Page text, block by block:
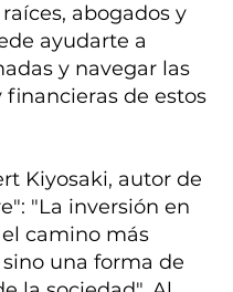
abogados y
ayudarte a
y navegar las
de estos
Kiyosaki, autor de
"La inversión en
camino más
una forma de